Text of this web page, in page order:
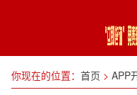
你现在的位置： 首页 > APP